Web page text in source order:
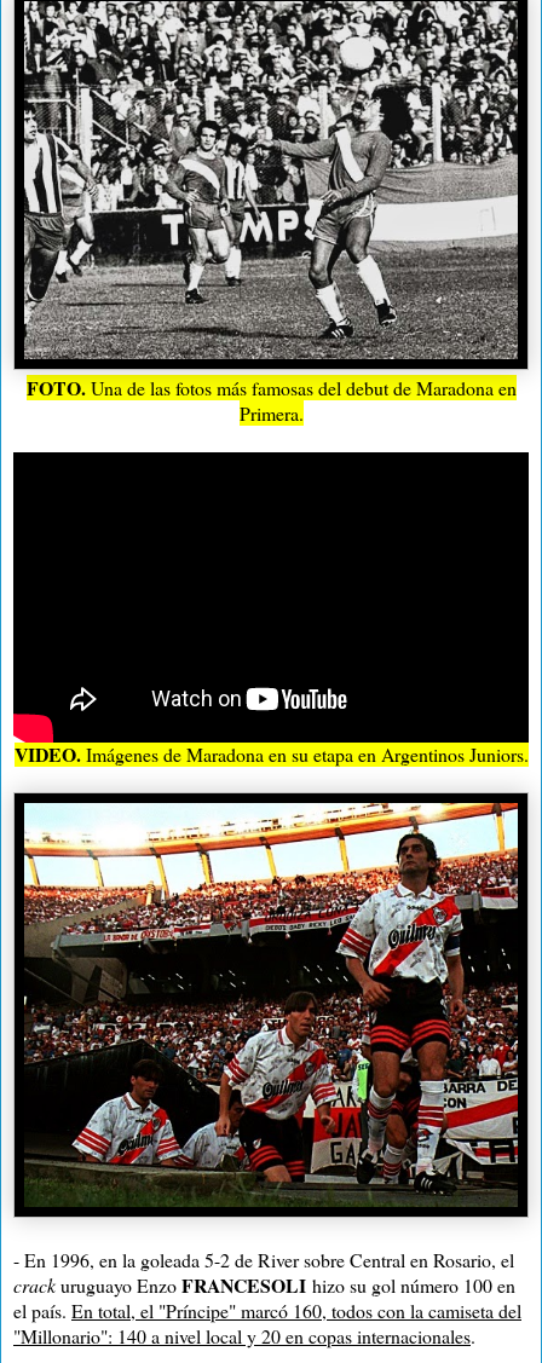
FOTO.Una de las fotos más famosas del debut de Maradona en
Primera.
VIDEO.Imágenes de Maradona en su etapa en Argentinos Juniors.
- En 1996, en la goleada 5-2 de River sobre Central en Rosario, el
crackuruguayo EnzoFRANCESOLI hizo su gol número 100 en
el país. En total, el "Príncipe" marcó 160, todos con la camiseta del
"Millonario": 140 a nivel local y 20 en copas internacionales.